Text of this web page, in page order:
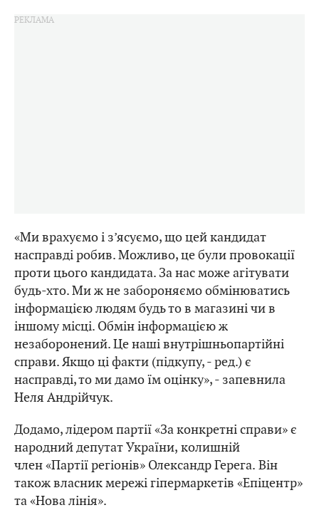
«Ми врахуємо і з’ясуємо, що цей кандидат
насправді робив. Можливо, це були провокації
проти цього кандидата. За нас може агітувати
будь-хто. Ми ж не забороняємо обмінюватись
інформацією людям будь то в магазині чи в
іншому місці. Обмін інформацією ж
незаборонений. Це наші внутрішньопартійні
справи. Якщо ці факти (підкупу, - ред.) є
насправді, то ми дамо їм оцінку», - запевнила
Неля Андрійчук.
Додамо, лідером партії «За конкретні справи» є
народний депутат України, колишній
член «Партії регіонів» Олександр Герега. Він
також власник мережі гіпермаркетів «Епіцентр»
та «Нова лінія».